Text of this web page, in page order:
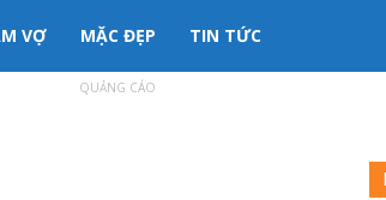
VỢ MẶC ĐẸP TIN TỨC
QUẢNG CÁO